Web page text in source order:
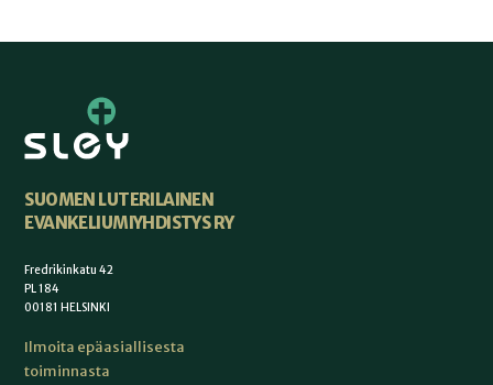
SUOMEN LUTERILAINEN
EVANKELIUMIYHDISTYS RY
Fredrikinkatu 42
PL 184
00181 HELSINKI
Ilmoita epäasiallisesta
toiminnasta